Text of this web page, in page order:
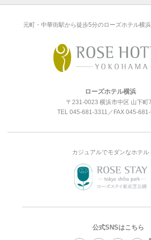
元町・中華街駅から徒歩5分のローズホテル横
ローズホテル横浜
〒231-0023 横浜市中区 山下町
TEL 045-681-3311 ／FAX 045-
カジュアルでモダンなホテル
公式SNSはこちら